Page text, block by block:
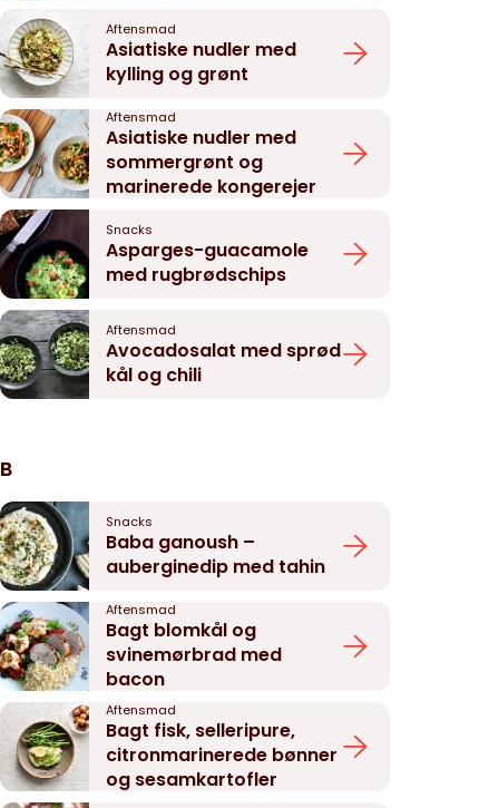
Aftensmad
Asiatiske nudler med
kylling og grønt
Aftensmad
Asiatiske nudler med
sommergrønt og
marinerede kongerejer
Snacks
Asparges-guacamole
med rugbrødschips
Aftensmad
Avocadosalat med sprød
kål og chili
B
Snacks
Baba ganoush –
auberginedip med tahin
Aftensmad
Bagt blomkål og
svinemørbrad med
bacon
Aftensmad
Bagt fisk, selleripure,
citronmarinerede bønner
og sesamkartofler